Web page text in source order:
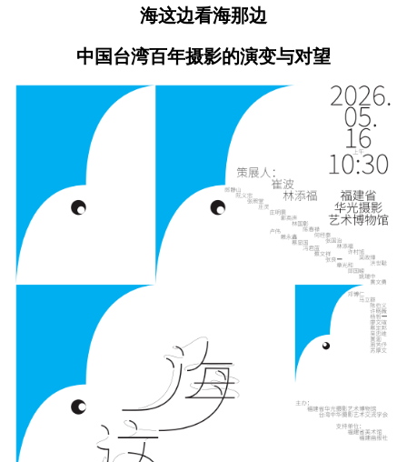
海这边看海那边
中国台湾百年摄影的演变与对望